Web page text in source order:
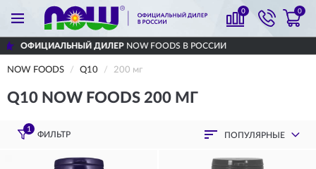
0 0
ДИЛЕРNOW FOODS В РОССИИ
NOW FOODS Q10 200 мг
Q10 NOW FOODS 200 МГ
1
ФИЛЬТР ПОПУЛЯРНЫЕ